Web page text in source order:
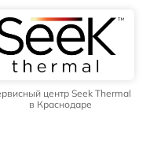
центр Seek Thermal
в Краснодаре